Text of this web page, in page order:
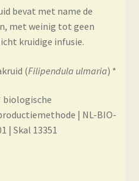
bevat met name de
met weinig tot geen
kruidige infusie.
(Filipendula ulmaria) *
biologische
| NL-BIO-
| Skal 13351